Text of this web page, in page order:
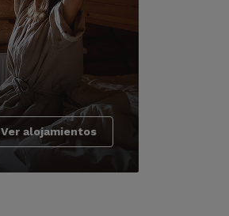
Ver alojamientos